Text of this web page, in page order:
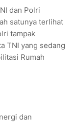
dan Polri
satunya terlihat
tampak
TNI yang sedang
Rumah
dan